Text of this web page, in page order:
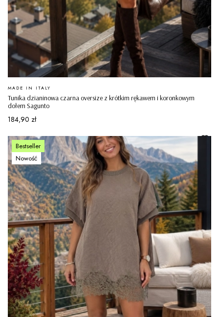
Tunika dzianinowa czarna oversize z krótkim rękawem i koronkowym
dołem Sagunto
PRODUCENT
MADE IN ITALY
Cena
184,90 zł
Bestseller
Nowość